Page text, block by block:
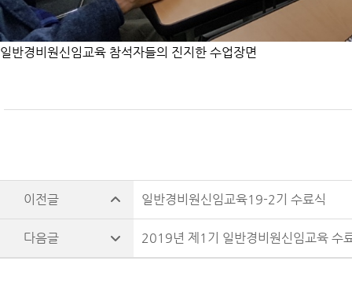
일반경비원신임교육 참석자들의 진지한 수업장면
일반경비원신임교육19-2기 수료식
2019년 제1기 일반경비원신임교육 수